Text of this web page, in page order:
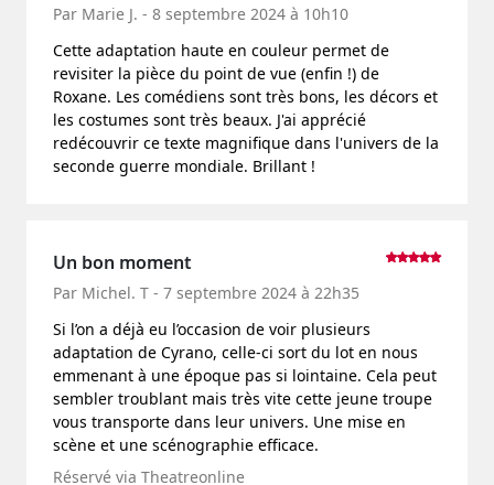
Par Marie J. - 8 septembre 2024 à 10h10
Cette adaptation haute en couleur permet de
revisiter la pièce du point de vue (enfin !) de
Roxane. Les comédiens sont très bons, les décors et
les costumes sont très beaux. J'ai apprécié
redécouvrir ce texte magnifique dans l'univers de la
seconde guerre mondiale. Brillant !
Un bon moment
Par Michel. T - 7 septembre 2024 à 22h35
Si l’on a déjà eu l’occasion de voir plusieurs
adaptation de Cyrano, celle-ci sort du lot en nous
emmenant à une époque pas si lointaine. Cela peut
sembler troublant mais très vite cette jeune troupe
vous transporte dans leur univers. Une mise en
scène et une scénographie efficace.
Réservé via Theatreonline